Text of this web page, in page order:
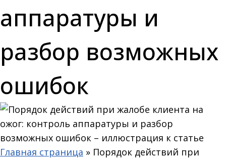
аппаратуры и
разбор возможных
ошибок
Главная страница » Порядок действий при